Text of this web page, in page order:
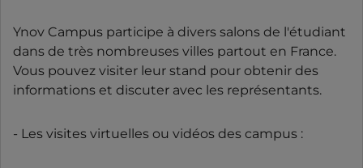
Ynov Campus participe à divers salons de l'étudiant
dans de très nombreuses villes partout en France.
Vous pouvez visiter leur stand pour obtenir des
informations et discuter avec les représentants.
- Les visites virtuelles ou vidéos des campus :